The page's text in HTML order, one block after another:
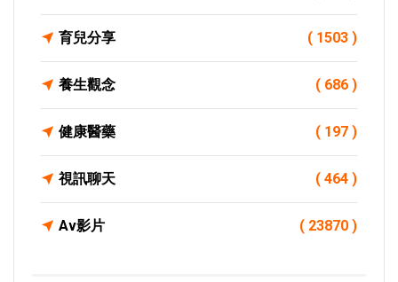
育兒分享 ( 1503 )
養生觀念 ( 686 )
健康醫藥 ( 197 )
視訊聊天 ( 464 )
Av影片 ( 23870 )